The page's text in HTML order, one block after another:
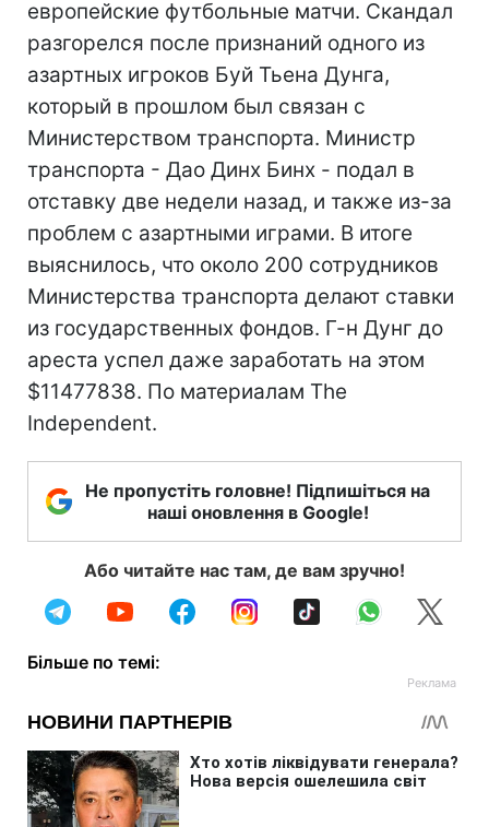
европейские футбольные матчи. Скандал
разгорелся после признаний одного из
азартных игроков Буй Тьена Дунга,
который в прошлом был связан с
Министерством транспорта. Министр
транспорта - Дао Динх Бинх - подал в
отставку две недели назад, и также из-за
проблем с азартными играми. В итоге
выяснилось, что около 200 сотрудников
Министерства транспорта делают ставки
из государственных фондов. Г-н Дунг до
ареста успел даже заработать на этом
$11477838. По материалам The
Independent.
Не пропустіть головне! Підпишіться на
наші оновлення в Google!
Або читайте нас там, де вам зручно!
Більше по темі: